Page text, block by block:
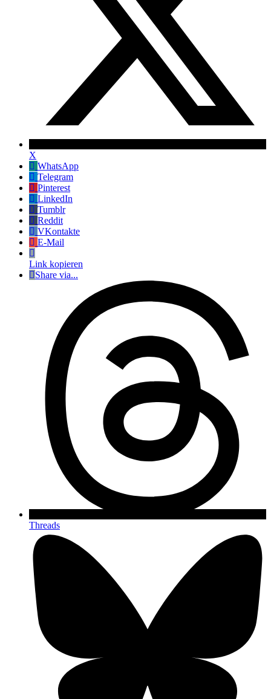
X
WhatsApp
Telegram
Pinterest
LinkedIn
Tumblr
Reddit
VKontakte
E-Mail
Link kopieren
Share via...
Threads